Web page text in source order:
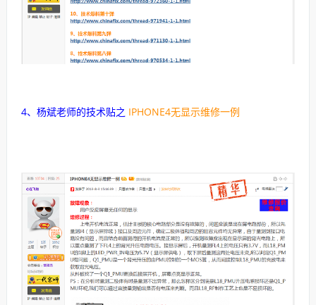
4、杨斌老师的技术贴之 IPHONE4无显示维修一例